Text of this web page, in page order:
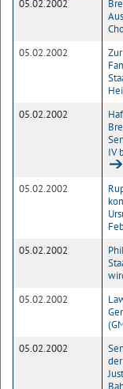
05.02.2002
05.02.2002
05.02.2002
IV
05.02.2002
05.02.2002
05.02.2002
05.02.2002